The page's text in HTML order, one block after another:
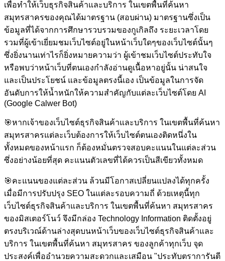
เพื่อทำให้เว็บธุรกิจสินค้าและบริการ ในเขตพื้นที่ค้นหา
สมุทรสาครของคุณได้มาตรฐาน (สอบผ่าน) มาตรฐานซึ่งเป็น
ข้อมูลที่ได้จากการศึกษารวบรวมของกูเกิลถึง ระยะเวลาโดย
รวมที่ผู้เข้าเยี่ยมชมเว็บไซต์อยู่ในหน้าเว็บใดๆของเว็บไซต์นั้นๆ
ซึ่งยิ่งนานเท่าไรก็ยิ่งหมายความว่า ผู้เข้าชมเว็บไซต์ประทับใจ
หรือพบว่าหน้าเว็บที่ตนเองกำลังอ่านดูเนื้อหาอยู่นั้น น่าสนใจ
และเป็นประโยชน์ และข้อมูลตรงนี้เอง เป็นข้อมูลในการจัด
อันดับการให้น้ำหนักให้ความสำคัญกับแต่ละเว็บไซต์โดย AI
(Google Calwer Bot)
🎯หากเจ้าของเว็บไซต์ธุรกิจสินค้าและบริการ ในเขตพื้นที่ค้นหา
สมุทรสาครแต่ละเว็บต้องการให้เว็บไซต์ตนเองติดหนึ่งใน
ทั้งหมดของหน้าแรก ก็ต้องหมั่นตรวจสอบคะแนนในแต่ละส่วน
ซึ่งอย่างน้อยที่สุด คะแนนตัวเลขที่ได้ควรเป็นสีเขียวทั้งหมด
🎯คะแนนของแต่ละส่วน ล้วนมีโอกาสเปลี่ยนแปลงได้ทุกครั้ง
เมื่อมีการปรับปรุง SEO ในแต่ละรอบความถี่ ด้วยเหตุนี้ทุก
เว็บไซต์ธุรกิจสินค้าและบริการ ในเขตพื้นที่ค้นหา สมุทรสาคร
ของมิสเตอร์โนว์ จึงมีกล่อง Technology Information ติดตั้งอยู่
ตรงบริเวณ์ด้านล่างสุดบนหน้าเว็บของเว็บไซต์ธุรกิจสินค้าและ
บริการ ในเขตพื้นที่ค้นหา สมุทรสาคร ของลูกค้าทุกเว็บ จุด
ประสงค์เพื่ออำนวยความสะดวกและเสมือน "ประทับตราการันตี